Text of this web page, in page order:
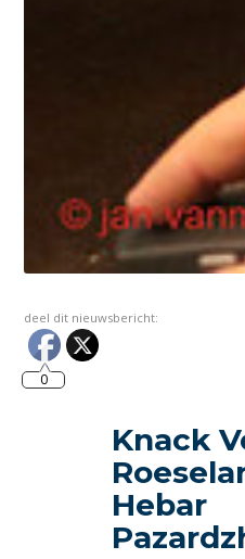
deel dit nieuwsbericht:
0
Knack
Hebar